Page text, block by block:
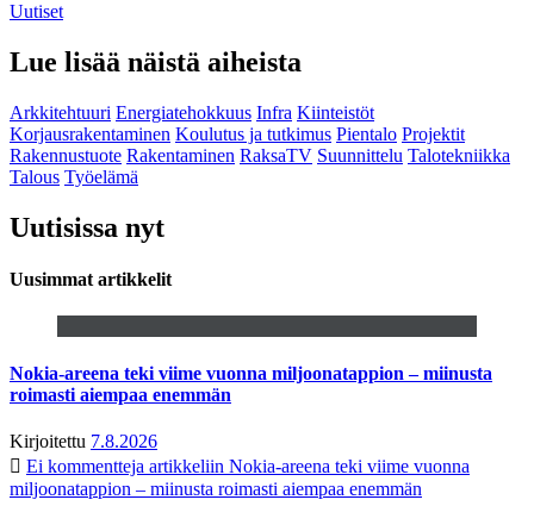
Uutiset
Lue lisää näistä aiheista
Arkkitehtuuri Energiatehokkuus Infra Kiinteistöt
Korjausrakentaminen Koulutus ja tutkimus Pientalo Projektit
Rakennustuote Rakentaminen RaksaTV Suunnittelu Talotekniikka
Talous Työelämä
Uutisissa nyt
Uusimmat artikkelit
Nokia-areena teki viime vuonna miljoonatappion – miinusta
roimasti aiempaa enemmän
Kirjoitettu 7.8.2026
Ei kommentteja artikkeliin Nokia-areena teki viime vuonna
miljoonatappion – miinusta roimasti aiempaa enemmän